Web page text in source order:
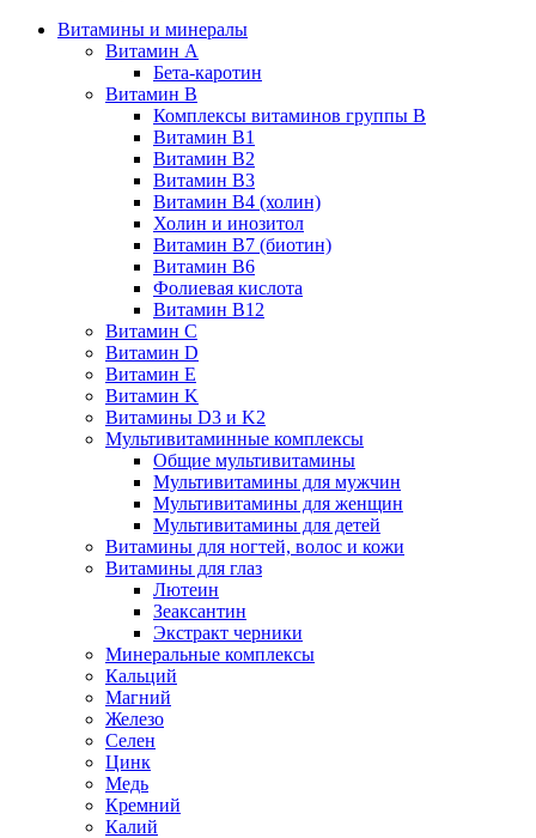
Витамины и минералы
Витамин A
Бета-каротин
Витамин B
Комплексы витаминов группы B
Витамин B1
Витамин B2
Витамин B3
Витамин B4 (холин)
Холин и инозитол
Витамин B7 (биотин)
Витамин B6
Фолиевая кислота
Витамин B12
Витамин C
Витамин D
Витамин E
Витамин K
Витамины D3 и K2
Мультивитаминные комплексы
Общие мультивитамины
Мультивитамины для мужчин
Мультивитамины для женщин
Мультивитамины для детей
Витамины для ногтей, волос и кожи
Витамины для глаз
Лютеин
Зеаксантин
Экстракт черники
Минеральные комплексы
Кальций
Магний
Железо
Селен
Цинк
Медь
Кремний
Калий